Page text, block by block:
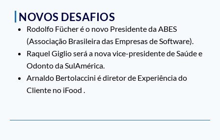
NOVOS DESAFIOS
Rodolfo Fücher é o novo Presidente da ABES
(Associação Brasileira das Empresas de Software).
Raquel Giglio será a nova vice-presidente de Saúde e
Odonto da SulAmérica.
Arnaldo Bertolaccini é diretor de Experiência do
Cliente no iFood .